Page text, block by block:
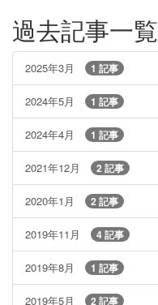
過去記事一覧
2025年3月 1 記事
2024年5月 1 記事
2024年4月 1 記事
2021年12月 2 記事
2020年1月 2 記事
2019年11月 4 記事
2019年8月 1 記事
2019年5月 2 記事